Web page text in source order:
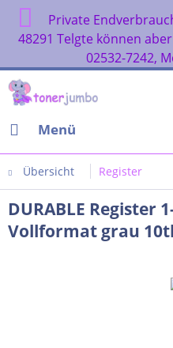
Private
48291 Telgte können
02532-7242,
Menü
Übersicht Register
DURABLE Register
Vollformat grau